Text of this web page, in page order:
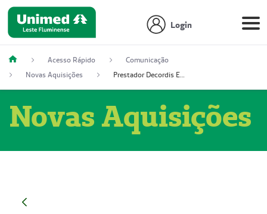
Login
Acesso Rápido
Comunicação
Novas Aquisições
Prestador Decordis Exames Cardiológicos LTDA (51004347-4)
Novas Aquisições